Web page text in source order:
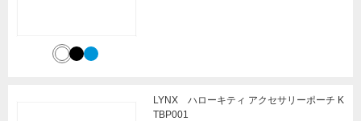
LYNX ハローキティ アクセサリーポーチ K
TBP001